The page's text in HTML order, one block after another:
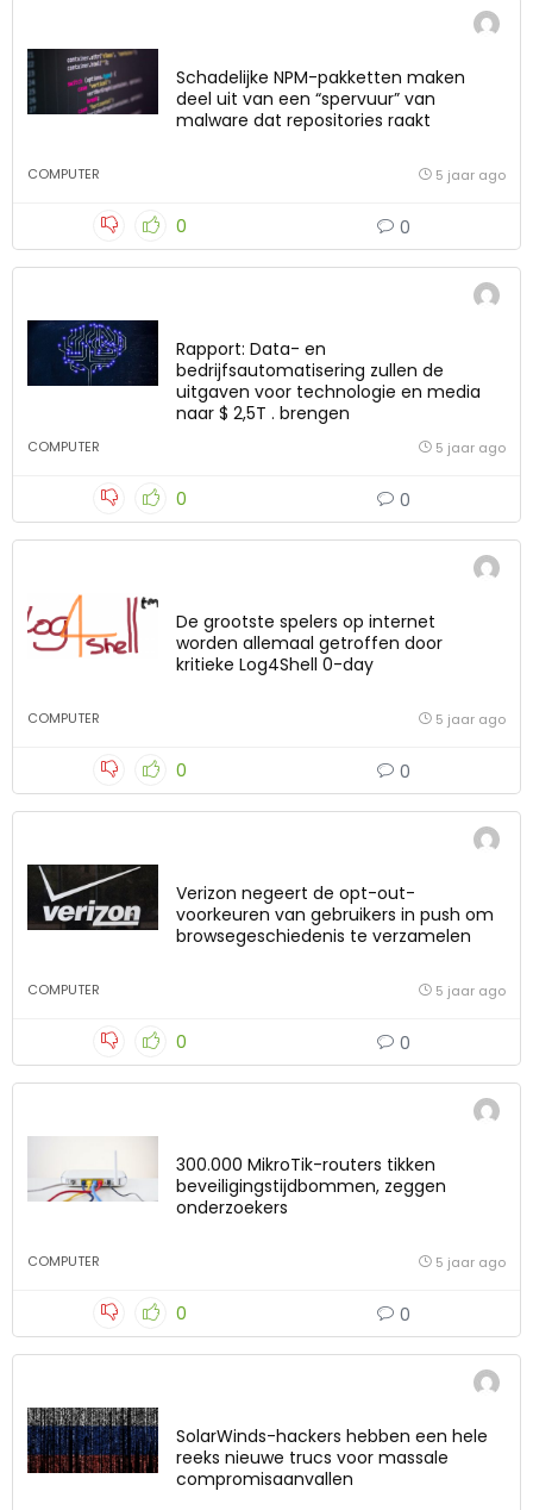
Schadelijke NPM-pakketten maken
deel uit van een “spervuur” van
malware dat repositories raakt
COMPUTER 5 jaar ago
0 0
Rapport: Data- en
bedrijfsautomatisering zullen de
uitgaven voor technologie en media
naar $ 2,5T . brengen
COMPUTER 5 jaar ago
0 0
De grootste spelers op internet
worden allemaal getroffen door
kritieke Log4Shell 0-day
COMPUTER 5 jaar ago
0 0
Verizon negeert de opt-out-
voorkeuren van gebruikers in push om
browsegeschiedenis te verzamelen
COMPUTER 5 jaar ago
0 0
300.000 MikroTik-routers tikken
beveiligingstijdbommen, zeggen
onderzoekers
COMPUTER 5 jaar ago
0 0
SolarWinds-hackers hebben een hele
reeks nieuwe trucs voor massale
compromisaanvallen